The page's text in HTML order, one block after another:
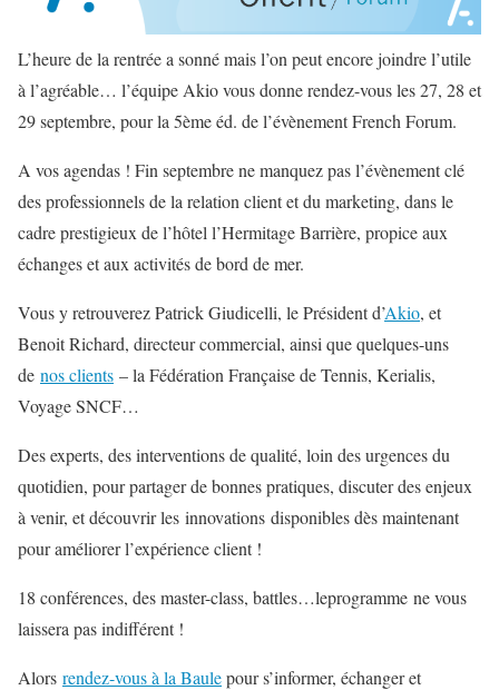
L’heure de la rentrée a sonné mais l’on peut encore joindre l’utile
à l’agréable… l’équipe Akio vous donne rendez-vous les 27, 28 et
29 septembre, pour la 5ème éd. de l’évènement French Forum.
A vos agendas ! Fin septembre ne manquez pas l’évènement clé
des professionnels de la relation client et du marketing, dans le
cadre prestigieux de l’hôtel l’Hermitage Barrière, propice aux
échanges et aux activités de bord de mer.
Vous y retrouverez Patrick Giudicelli, le Président d’Akio, et
Benoit Richard, directeur commercial, ainsi que quelques-uns
de nos clients – la Fédération Française de Tennis, Kerialis,
Voyage SNCF…
Des experts, des interventions de qualité, loin des urgences du
quotidien, pour partager de bonnes pratiques, discuter des enjeux
à venir, et découvrir les innovations disponibles dès maintenant
pour améliorer l’expérience client !
18 conférences, des master-class, battles…leprogramme ne vous
laissera pas indifférent !
Alors rendez-vous à la Baulepour s’informer, échanger et